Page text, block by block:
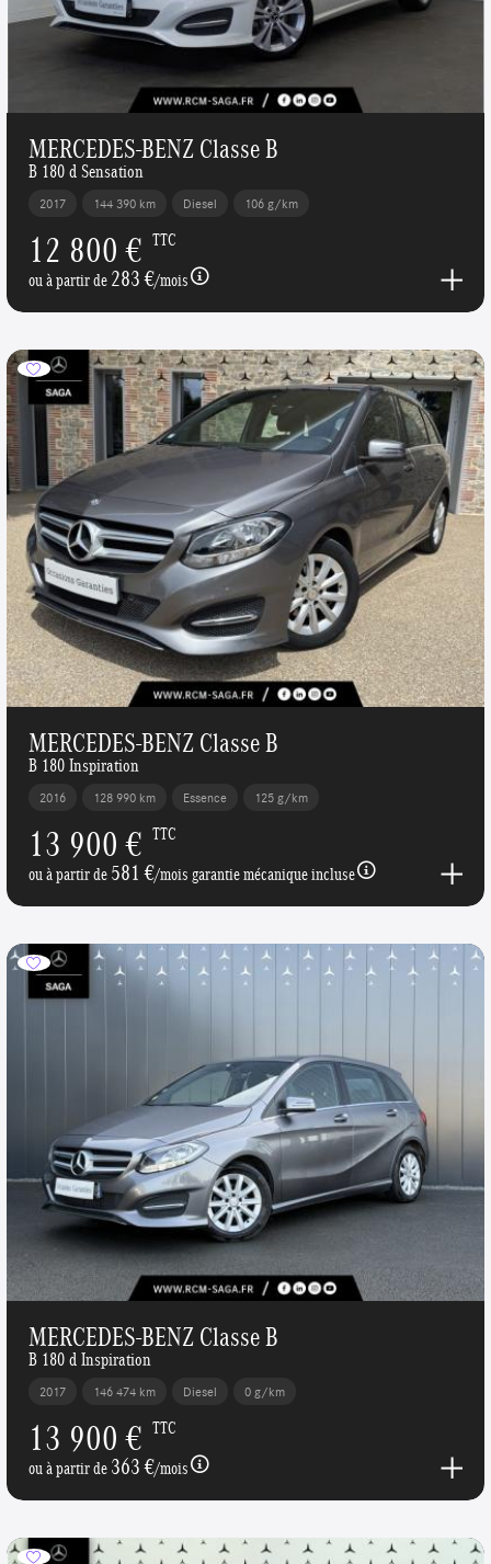
MERCEDES-BENZ Classe B
B 180 d Sensation
2017 144 390 km Diesel 106 g/km
12 800 € TTC
ou à partir de283 €/mois
MERCEDES-BENZ Classe B
B 180 Inspiration
2016 128 990 km Essence 125 g/km
13 900 € TTC
ou à partir de581 €/mois garantie mécanique incluse
MERCEDES-BENZ Classe B
B 180 d Inspiration
2017 146 474 km Diesel 0 g/km
13 900 € TTC
ou à partir de363 €/mois